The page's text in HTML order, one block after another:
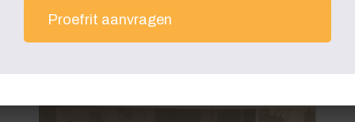
Proefrit aanvragen